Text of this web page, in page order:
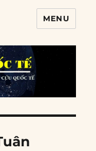
MENU